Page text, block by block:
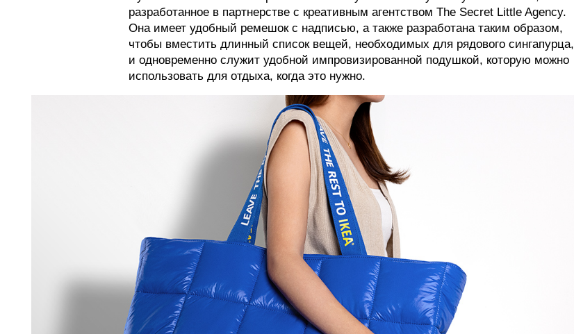
разработанное в партнерстве с креативным агентством The Secret Little Agency.
Она имеет удобный ремешок с надписью, а также разработана таким образом,
чтобы вместить длинный список вещей, необходимых для рядового сингапурца,
и одновременно служит удобной импровизированной подушкой, которую можно
использовать для отдыха, когда это нужно.